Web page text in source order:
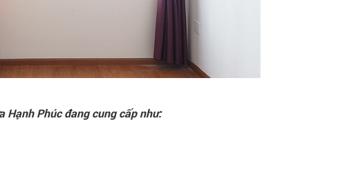
Hạnh Phúc đang cung cấp như: